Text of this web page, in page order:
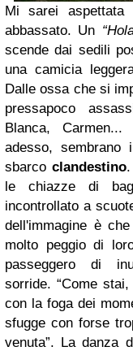
Mi sarei aspettata
abbassato. Un
scende dai sedili
una camicia
Dalle ossa che si
pressapoco
Blanca,
adesso,
sbarco clandestino.
le chiazze di
incontrollato a
dell'immagine è
molto peggio di
passeggero di
sorride. “Come
con la foga dei
sfugge con forse
venuta”. La danza